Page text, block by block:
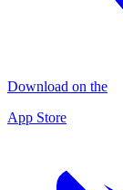
Download on the
App Store